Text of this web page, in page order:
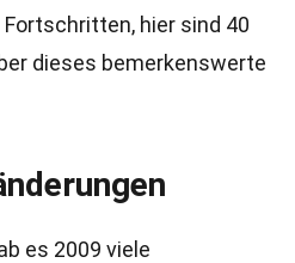
hier sind 40
dieses bemerkenswerte
es 2009 viele